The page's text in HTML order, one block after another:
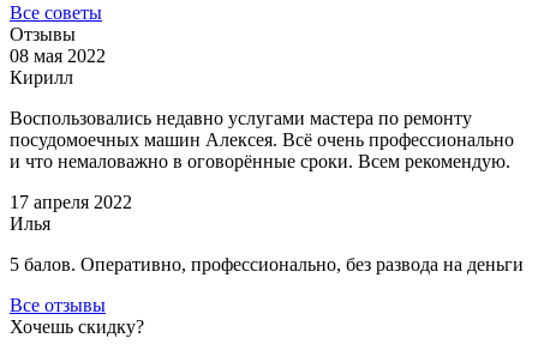
Все советы
Отзывы
08 мая 2022
Кирилл
Воспользовались недавно услугами мастера по ремонту
посудомоечных машин Алексея. Всё очень профессионально
и что немаловажно в оговорённые сроки. Всем рекомендую.
17 апреля 2022
Илья
5 балов. Оперативно, профессионально, без развода на деньги
Все отзывы
Хочешь скидку?